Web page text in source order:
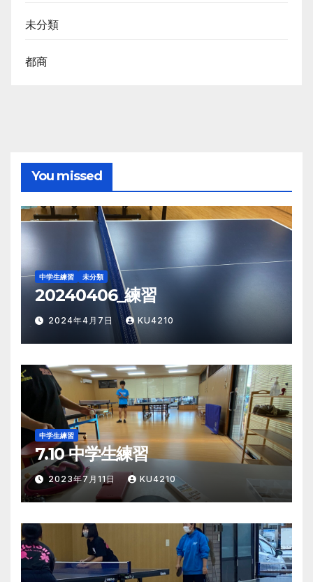
未分類
都商
You missed
中学生練習 未分類
20240406_練習
2024年4月7日 KU4210
中学生練習
7.10 中学生練習
2023年7月11日 KU4210